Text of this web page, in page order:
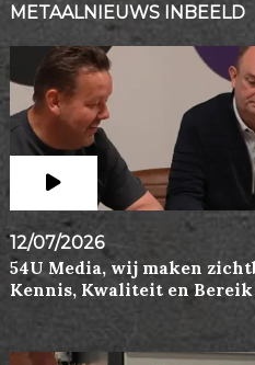
METAALNIEUWS INBEELD
12/07/2026
54U Media, wij maken
Kennis, Kwaliteit en